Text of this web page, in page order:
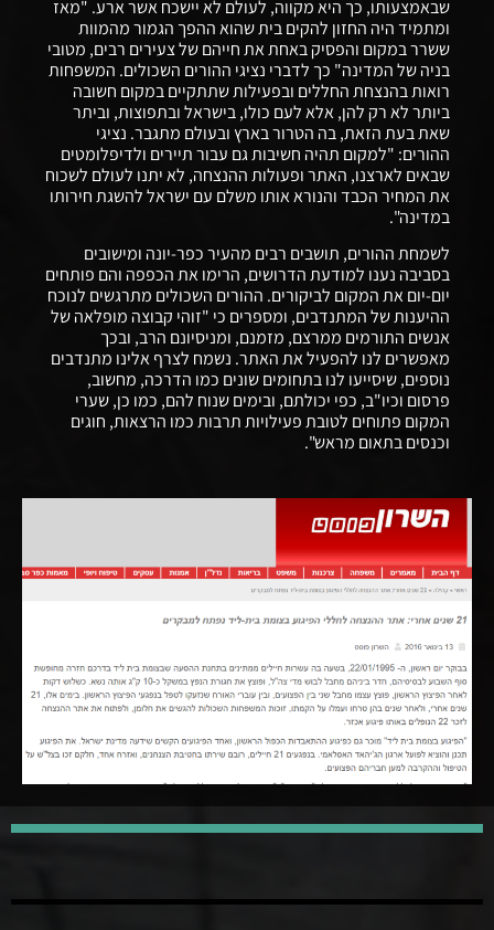
שבאמצעותו, כך היא מקווה, לעולם לא יישכח אשר ארע. "מאז
ומתמיד היה החזון להקים בית שהוא ההפך הגמור מהמוות
ששרר במקום והפסיק באחת את חייהם של צעירים רבים, מטובי
בניה של המדינה" כך לדברי נציגי ההורים השכולים. המשפחות
רואות בהנצחת החללים ובפעילות שתתקיים במקום חשובה
ביותר לא רק להן, אלא לעם כולו, בישראל ובתפוצות, וביתר
שאת בעת הזאת, בה הטרור בארץ ובעולם מתגבר. נציגי
ההורים: "למקום תהיה חשיבות גם עבור תיירים ולדיפלומטים
שבאים לארצנו, האתר ופעולות ההנצחה, לא יתנו לעולם לשכוח
את המחיר הכבד והנורא אותו משלם עם ישראל להשגת חירותו
במדינה".
לשמחת ההורים, תושבים רבים מהעיר כפר-יונה ומישובים
בסביבה נענו למודעת הדרושים, הרימו את הכפפה והם פותחים
יום-יום את המקום לביקורים. ההורים השכולים מתרגשים לנוכח
ההיענות של המתנדבים, ומספרים כי "זוהי קבוצה מופלאה של
אנשים התורמים ממרצם, מזמנם, ומניסיונם הרב, ובכך
מאפשרים לנו להפעיל את האתר. נשמח לצרף אלינו מתנדבים
נוספים, שיסייעו לנו בתחומים שונים כמו הדרכה, מחשוב,
פרסום וכיו"ב, כפי יכולתם, ובימים שנוח להם, כמו כן, שערי
המקום פתוחים לטובת פעילויות תרבות כמו הרצאות, חוגים
וכנסים בתאום מראש".